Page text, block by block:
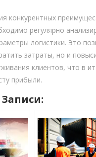
конкурентных
регулярно
логистики. Это
затраты, но и
клиентов, что в
прибыли.